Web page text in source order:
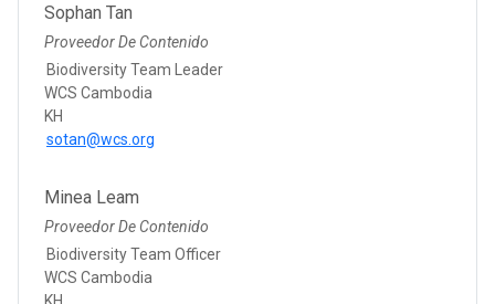
Sophan Tan
Proveedor De Contenido
Biodiversity Team Leader
WCS Cambodia
KH
sotan@wcs.org
Minea Leam
Proveedor De Contenido
Biodiversity Team Officer
WCS Cambodia